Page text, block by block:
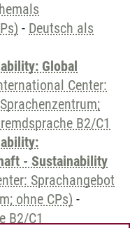
- Deutsch als
Global
Center:
B2/C1
- Sustainability
Sprachangebot
ohne CPs) -
B2/C1